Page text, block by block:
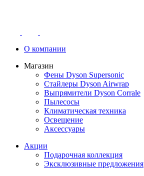
О компании
Магазин
Фены Dyson Supersonic
Стайлеры Dyson Airwrap
Выпрямители Dyson Corrale
Пылесосы
Климатическая техника
Освещение
Аксессуары
Акции
Подарочная коллекция
Эксклюзивные предложения